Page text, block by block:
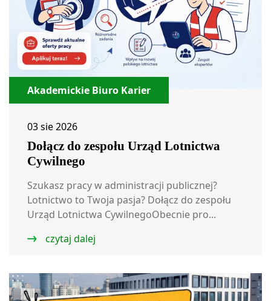
Akademickie Biuro Karier
03 sie 2026
Dołącz do zespołu Urząd Lotnictwa
Cywilnego
Szukasz pracy w administracji publicznej?
Lotnictwo to Twoja pasja? Dołącz do zespołu
Urząd Lotnictwa CywilnegoObecnie pro...
czytaj dalej